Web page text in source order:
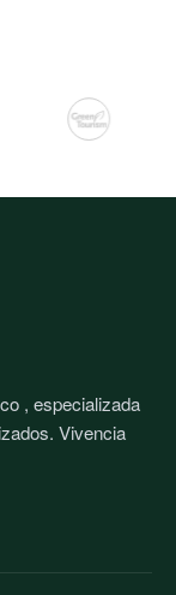
, especializada
Vivencia